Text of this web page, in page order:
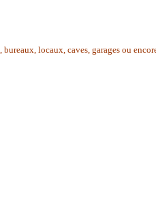
bureaux, locaux, caves, garages ou